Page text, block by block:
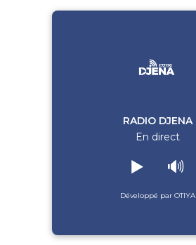
RADIO DJENA
En direct
▶️ 🔊
Développé par OTIYA